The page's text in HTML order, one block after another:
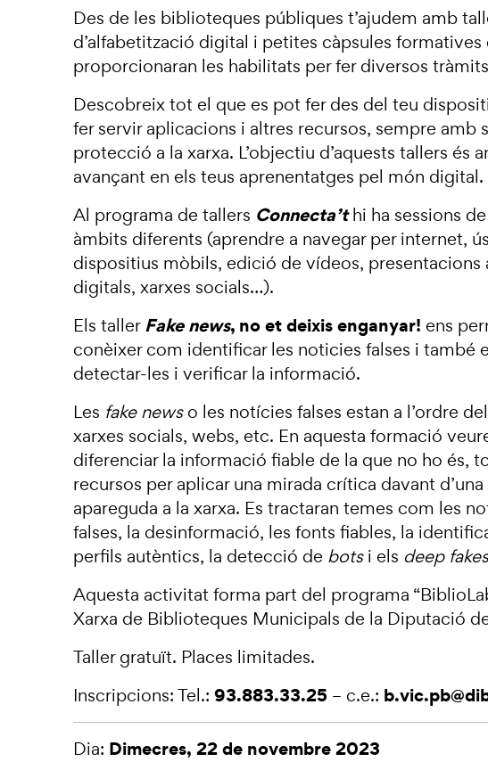
Des de les biblioteques públiques t’ajudem amb
d’alfabetització digital i petites càpsules formatives
proporcionaran les habilitats per fer diversos
Descobreix tot el que es pot fer des del teu
fer servir aplicacions i altres recursos, sempre amb
protecció a la xarxa. L’objectiu d’aquests tallers és
avançant en els teus aprenentatges pel món digital.
Al programa de tallers Connecta’thi ha sessions
àmbits diferents (aprendre a navegar per internet,
dispositius mòbils, edició de vídeos, presentacions
digitals, xarxes socials…).
Els tallerFake news, no et deixis enganyar! ens
conèixer com identificar les noticies falses i també
detectar-les i verificar la informació.
Les fake newso les notícies falses estan a l’ordre
xarxes socials, webs, etc. En aquesta formació
diferenciar la informació fiable de la que no ho és,
recursos per aplicar una mirada crítica davant
apareguda a la xarxa. Es tractaran temes com les
falses, la desinformació, les fonts fiables, la
perfils autèntics, la detecció de botsi els deep
Aquesta activitat forma part del programa
Xarxa de Biblioteques Municipals de la Diputació
Taller gratuït. Places limitades.
Inscripcions: Tel.: 93.883.33.25 – c.e.:
Dia: Dimecres, 22 de novembre 2023